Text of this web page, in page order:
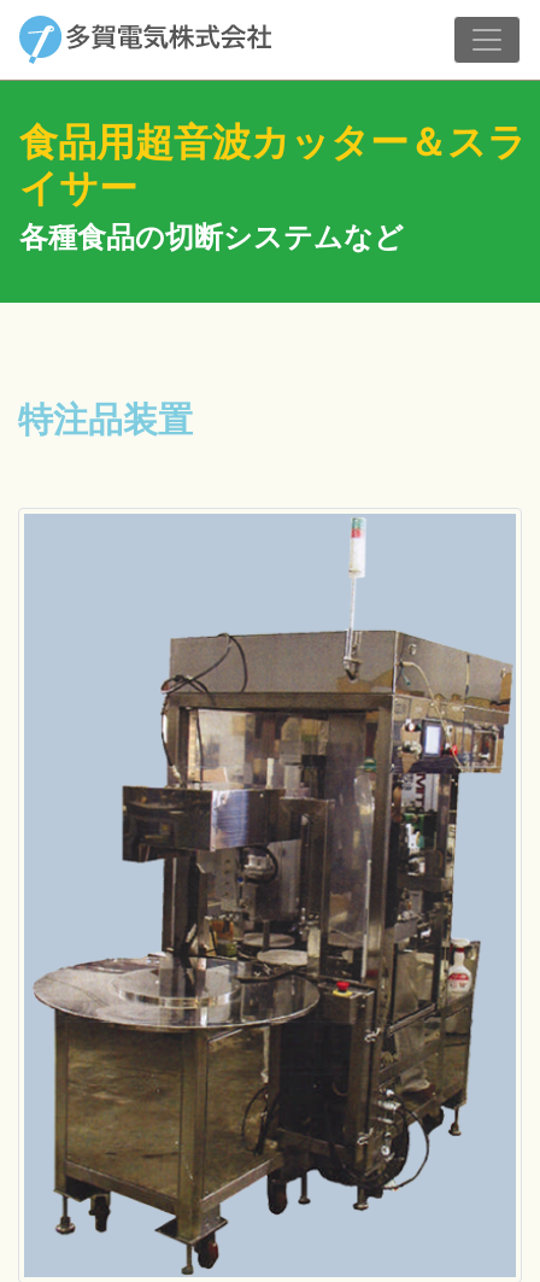
食品用超音波カッター＆スラ
イサー
各種食品の切断システムなど
特注品装置